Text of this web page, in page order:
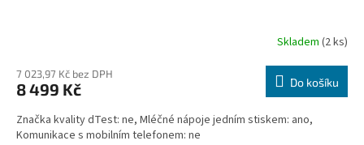
R
M
A
Skladem (2 ks)
7 023,97 Kč bez DPH
8 499 Kč Do košíku
Značka kvality dTest: ne, Mléčné nápoje jedním stiskem: ano,
Komunikace s mobilním telefonem: ne